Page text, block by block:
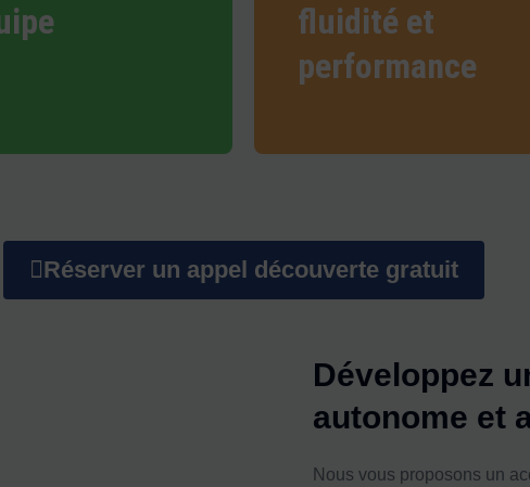
fluidité et
performance
Réserver un appel découverte gratuit
Développez
autonome et
Nous vous proposons un